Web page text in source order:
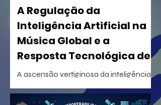
A Regulação da
Inteligência Artificial na
Música Global e a
Resposta Tecnológica de
Certificação
A ascensão vertiginosa da inteligência
artificial generativa na criação musical
desencadeou uma reorganização